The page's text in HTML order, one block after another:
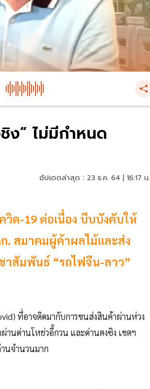
ง” ไม่มีกำหนด
อัปเดตล่าสุด : 23 ธ.ค. 64 | 16:17 น.
วิด-19 ต่อเนื่อง บีบบังคับให้
. สมาคมผู้ค้าผลไม้และส่ง
าสัมพันธ์ “รถไฟจีน-ลาว”
ที่อาจติดมากับการขนส่งสินค้าผ่านห่วง
านด่านโหย่วอี้กวน และด่านตงซิง เขตฯ
นจำนวนมาก